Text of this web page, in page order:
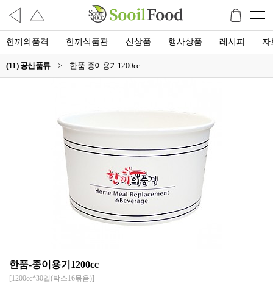
한끼의품격 한끼식품관 신상품 행사상품 레시피 자
(11) 공산품류 > 한품-종이용기1200cc
한품-종이용기1200cc
[1200cc*30입(박스16묶음)]